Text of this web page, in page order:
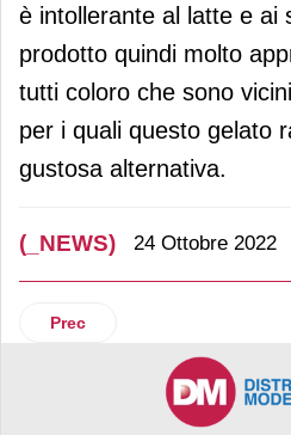
è intollerante al latte e ai
prodotto quindi molto
tutti coloro che sono
per i quali questo gelato
gustosa alternativa.
(_NEWS) 24 Ottobre 2022
Articolo precedente: Crai: i
Prec